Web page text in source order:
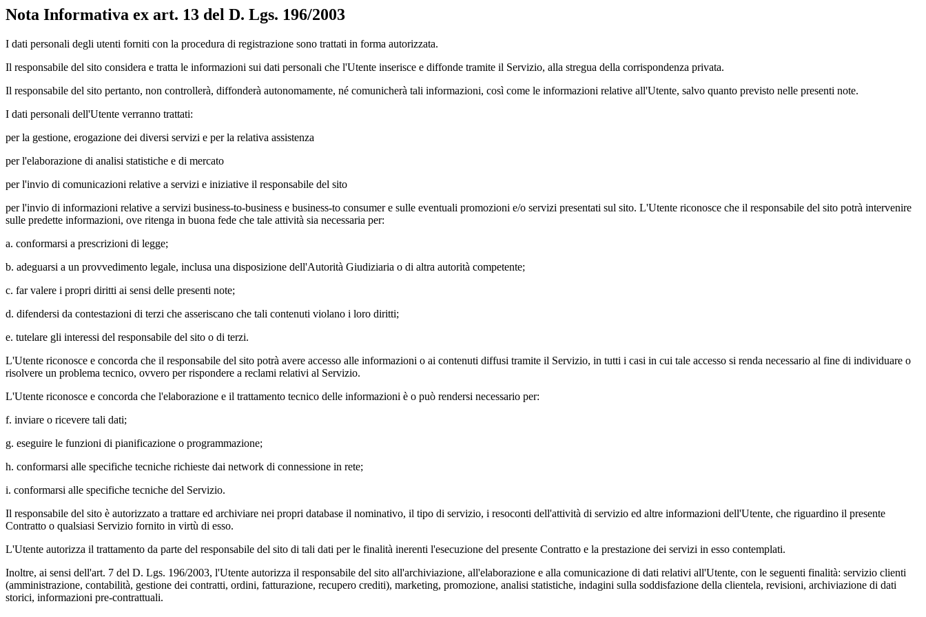
Nota Informativa ex art. 13 del D. Lgs. 196/2003
I dati personali degli utenti forniti con la procedura di registrazione sono trattati in forma autorizzata.
Il responsabile del sito considera e tratta le informazioni sui dati personali che l'Utente inserisce e diffonde tramite il Servizio, alla stregua della corrispondenza privata.
Il responsabile del sito pertanto, non controllerà, diffonderà autonomamente, né comunicherà tali informazioni, così come le informazioni relative all'Utente, salvo quanto previsto nelle presenti note.
I dati personali dell'Utente verranno trattati:
per la gestione, erogazione dei diversi servizi e per la relativa assistenza
per l'elaborazione di analisi statistiche e di mercato
per l'invio di comunicazioni relative a servizi e iniziative il responsabile del sito
per l'invio di informazioni relative a servizi business-to-business e business-to consumer e sulle eventuali promozioni e/o servizi presentati sul sito. L'Utente riconosce che il responsabile del sito potrà intervenire
sulle predette informazioni, ove ritenga in buona fede che tale attività sia necessaria per:
a. conformarsi a prescrizioni di legge;
b. adeguarsi a un provvedimento legale, inclusa una disposizione dell'Autorità Giudiziaria o di altra autorità competente;
c. far valere i propri diritti ai sensi delle presenti note;
d. difendersi da contestazioni di terzi che asseriscano che tali contenuti violano i loro diritti;
e. tutelare gli interessi del responsabile del sito o di terzi.
L'Utente riconosce e concorda che il responsabile del sito potrà avere accesso alle informazioni o ai contenuti diffusi tramite il Servizio, in tutti i casi in cui tale accesso si renda necessario al fine di individuare o
risolvere un problema tecnico, ovvero per rispondere a reclami relativi al Servizio.
L'Utente riconosce e concorda che l'elaborazione e il trattamento tecnico delle informazioni è o può rendersi necessario per:
f. inviare o ricevere tali dati;
g. eseguire le funzioni di pianificazione o programmazione;
h. conformarsi alle specifiche tecniche richieste dai network di connessione in rete;
i. conformarsi alle specifiche tecniche del Servizio.
Il responsabile del sito è autorizzato a trattare ed archiviare nei propri database il nominativo, il tipo di servizio, i resoconti dell'attività di servizio ed altre informazioni dell'Utente, che riguardino il presente
Contratto o qualsiasi Servizio fornito in virtù di esso.
L'Utente autorizza il trattamento da parte del responsabile del sito di tali dati per le finalità inerenti l'esecuzione del presente Contratto e la prestazione dei servizi in esso contemplati.
Inoltre, ai sensi dell'art. 7 del D. Lgs. 196/2003, l'Utente autorizza il responsabile del sito all'archiviazione, all'elaborazione e alla comunicazione di dati relativi all'Utente, con le seguenti finalità: servizio clienti
(amministrazione, contabilità, gestione dei contratti, ordini, fatturazione, recupero crediti), marketing, promozione, analisi statistiche, indagini sulla soddisfazione della clientela, revisioni, archiviazione di dati
storici, informazioni pre-contrattuali.